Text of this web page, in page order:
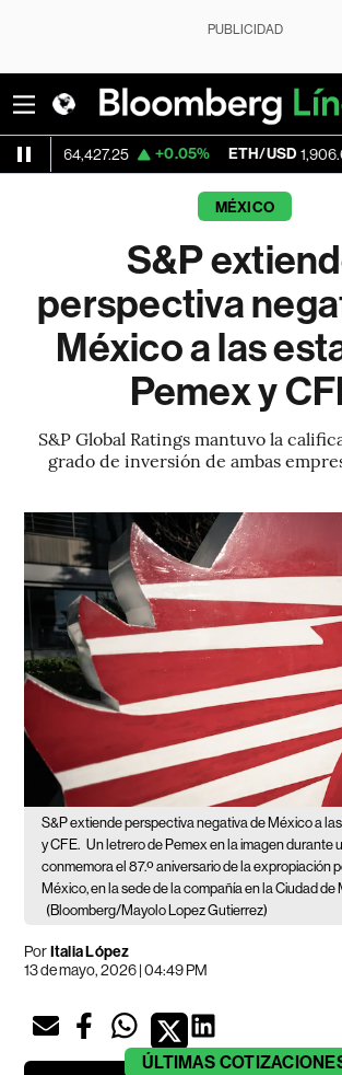
PUBLICIDAD
+0.05% ETH/USD 1,906.65
MÉXICO
S&P
perspectiva
México a las
Pemex y
S&P Global Ratings mantuvo la
grado de inversión de ambas
S&P extiende perspectiva negativa de México a
y CFE. Un letrero de Pemex en la imagen durante
conmemora el 87.º aniversario de la expropiación
México, en la sede de la compañía en la Ciudad de
(Bloomberg/Mayolo Lopez Gutierrez)
PorItalia López
13 de mayo, 2026 | 04:49 PM
ÚLTIMAS